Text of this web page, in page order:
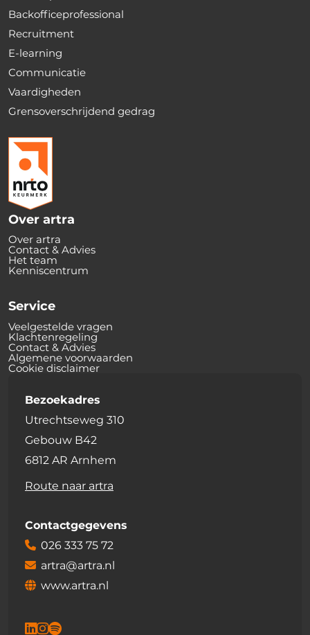
Backofficeprofessional
Recruitment
E-learning
Communicatie
Vaardigheden
Grensoverschrijdend gedrag
Over artra
Over artra
Contact & Advies
Het team
Kenniscentrum
Service
Veelgestelde vragen
Klachtenregeling
Contact & Advies
Algemene voorwaarden
Cookie disclaimer
Bezoekadres
Utrechtseweg 310
Gebouw B42
6812 AR Arnhem
Route naar artra
Contactgegevens
026 333 75 72
artra@artra.nl
www.artra.nl